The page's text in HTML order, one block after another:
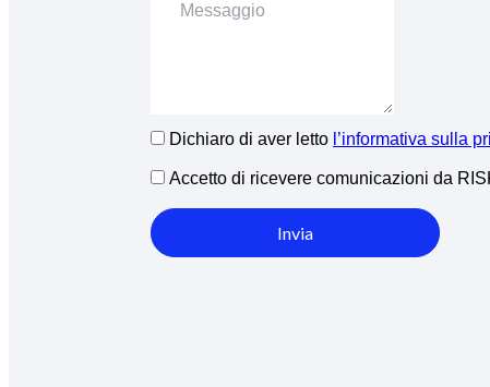
Dichiaro di aver letto l’informativa sulla
Accetto di ricevere comunicazioni da
Invia